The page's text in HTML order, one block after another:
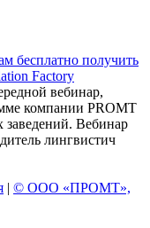
бесплатно получить
Factory
вебинар,
компании PROMT
заведений. Вебинар
лингвистич
| © ООО «ПРОМТ»,